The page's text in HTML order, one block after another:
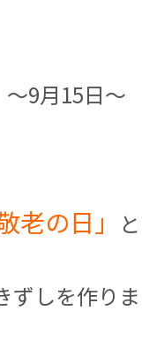
～9月15日～
老の日」
ずしを作り